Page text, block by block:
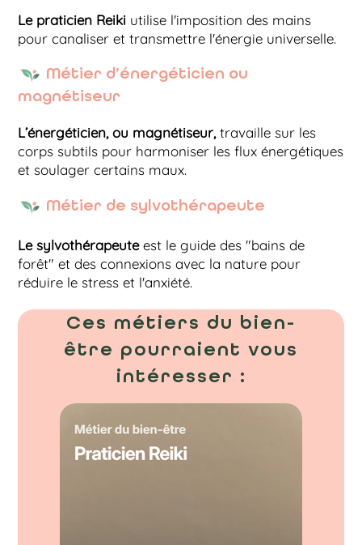
Le praticien Reiki utilise l'imposition des mains
pour canaliser et transmettre l'énergie universelle.
Métier d’énergéticien ou
magnétiseur
L’énergéticien, ou magnétiseur,travaille sur les
corps subtils pour harmoniser les flux énergétiques
et soulager certains maux.
Métier de sylvothérapeute
Le sylvothérapeuteest le guide des "bains de
forêt" et des connexions avec la nature pour
réduire le stress et l'anxiété.
Ces métiers du bien-
être pourraient vous
intéresser :